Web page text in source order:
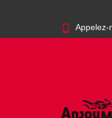
Appelez-